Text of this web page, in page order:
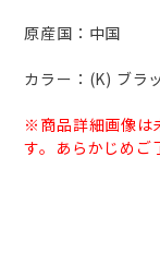
原産国：中国
カラー：(K) ブラ
※商品詳細画像は
す。あらかじめご